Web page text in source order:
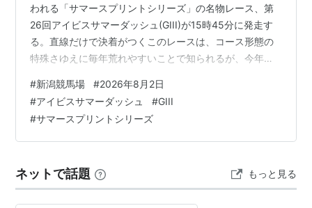
第4
キーンランドカップ 1200メートル GIII 札幌
第5戦 セントウルS 1200メートル GII 阪神
2012年以降、CBC賞が新たに第2戦として加わる。第3
戦以降はそのままで全6戦となり、入れ替わりはない。
われる「サマースプリントシリーズ」の名物レース、第
26回アイビスサマーダッシュ(GIII)が15時45分に発走す
る。直線だけで決着がつくこのレースは、コース形態の
特殊さゆえに毎年荒れやすいことで知られるが、今年は
勝1.1倍、昨年覇者の連覇に大きな期待 1番人気に支持さ
れているのはピューロマジック(牝5歳、栗東・安田翔伍
厩舎)。DB上の記録によれば、この馬は昨年(2025年8月3
日)の同じアイビスサマーダッシュを2番人気で制してお
信騎手…
#新潟競馬場 #2026年8月2日
#アイビスサマーダッシュ #GIII
#サマースプリントシリーズ
ネットで話題 もっと見る